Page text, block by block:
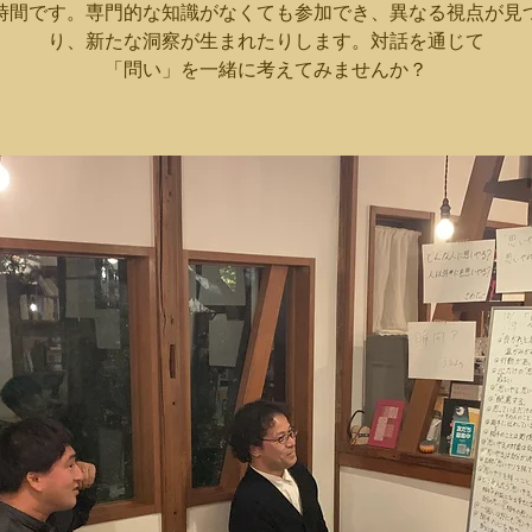
間です。専門的な知識がなくても参加でき、異なる視点が見
り、新たな洞察が生まれたりします。対話を通じて
「問い」を一緒に考えてみませんか？